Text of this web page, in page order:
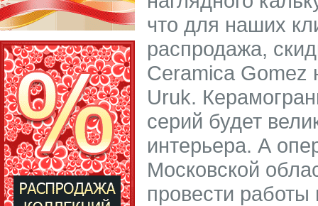
что для наших
распродажа,
Ceramica Gomez
Uruk.
серий будет
интерьера. А
Московской
провести